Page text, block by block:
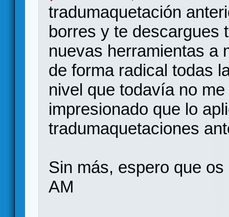
tradumaquetación
borres y te descargues
nuevas herramientas a
de forma radical todas
nivel que todavía no
impresionado que lo
tradumaquetaciones
Sin más, espero que os
AM